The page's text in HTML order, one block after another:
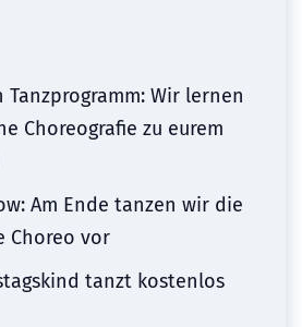
Tanzprogramm: Wir lernen
Choreografie zu eurem
Am Ende tanzen wir die
Choreo vor
tanzt kostenlos